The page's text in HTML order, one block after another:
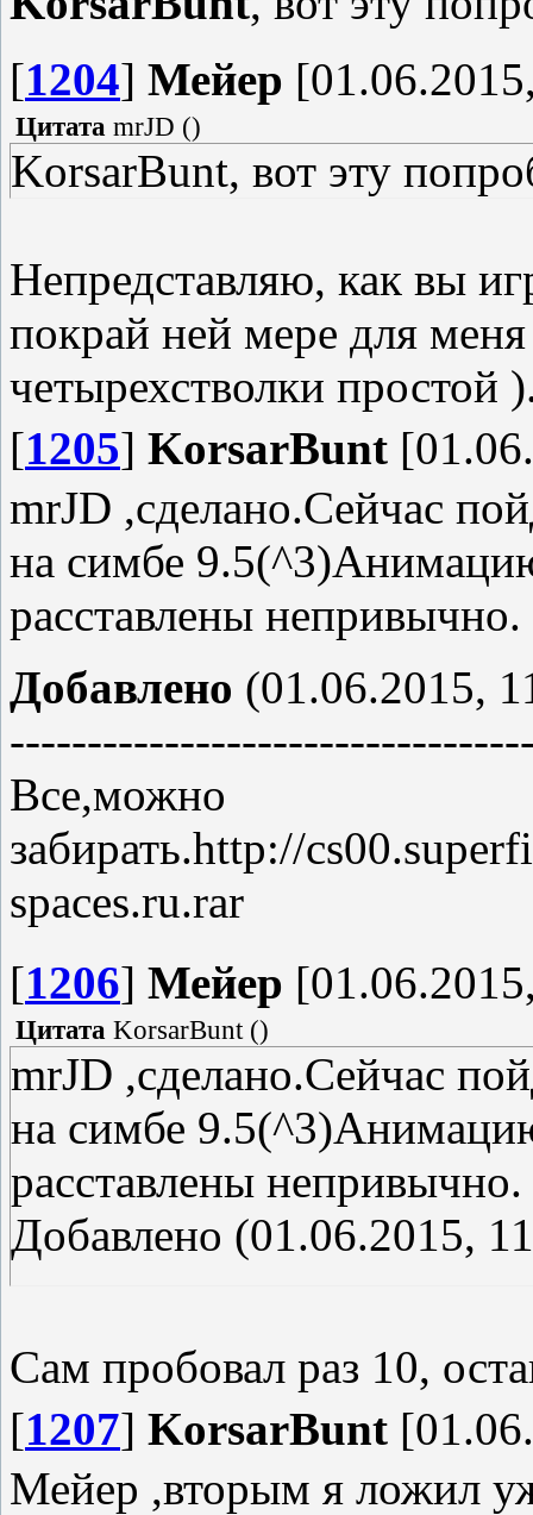
[1204] Мейер
Цитата mrJD ()
KorsarBunt, вот эту
Непредставляю, как вы
покрай ней мере для
четырехстволки простой
[1205] KorsarBunt
mrJD ,сделано.Сейчас
на симбе
расставлены непривычно.
Добавлено (01.06.2015,
Все,можно
забирать.http://
spaces.ru.rar
[1206] Мейер
Цитата KorsarBunt()
mrJD ,сделано.Сейчас
на симбе
расставлены непривычно.
Добавлено (01.06.2015,
Все,можно
забирать.http://
spaces.ru.rar
Сам пробовал раз 10,
[1207] KorsarBunt
Мейер ,вторым я ложил